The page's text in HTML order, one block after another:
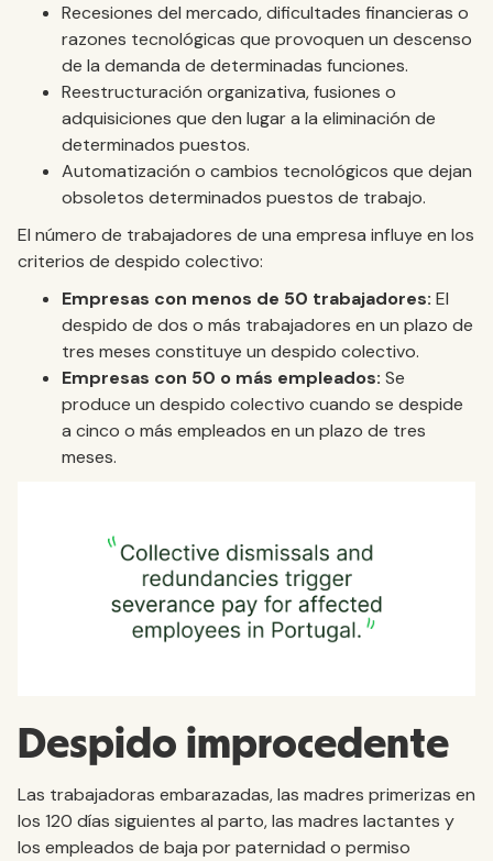
Recesiones del mercado, dificultades financieras o
razones tecnológicas que provoquen un descenso
de la demanda de determinadas funciones.
Reestructuración organizativa, fusiones o
adquisiciones que den lugar a la eliminación de
determinados puestos.
Automatización o cambios tecnológicos que dejan
obsoletos determinados puestos de trabajo.
El número de trabajadores de una empresa influye en los
criterios de despido colectivo:
Empresas con menos de 50 trabajadores: El
despido de dos o más trabajadores en un plazo de
tres meses constituye un despido colectivo.
Empresas con 50 o más empleados: Se
produce un despido colectivo cuando se despide
a cinco o más empleados en un plazo de tres
meses.
Despido improcedente
Las trabajadoras embarazadas, las madres primerizas en
los 120 días siguientes al parto, las madres lactantes y
los empleados de baja por paternidad o permiso